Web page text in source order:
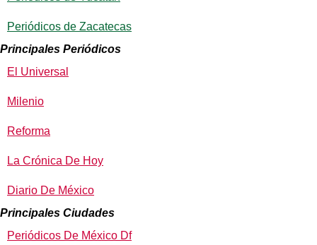
Periódicos de Zacatecas
Principales Periódicos
El Universal
Milenio
Reforma
La Crónica De Hoy
Diario De México
Principales Ciudades
Periódicos De México Df